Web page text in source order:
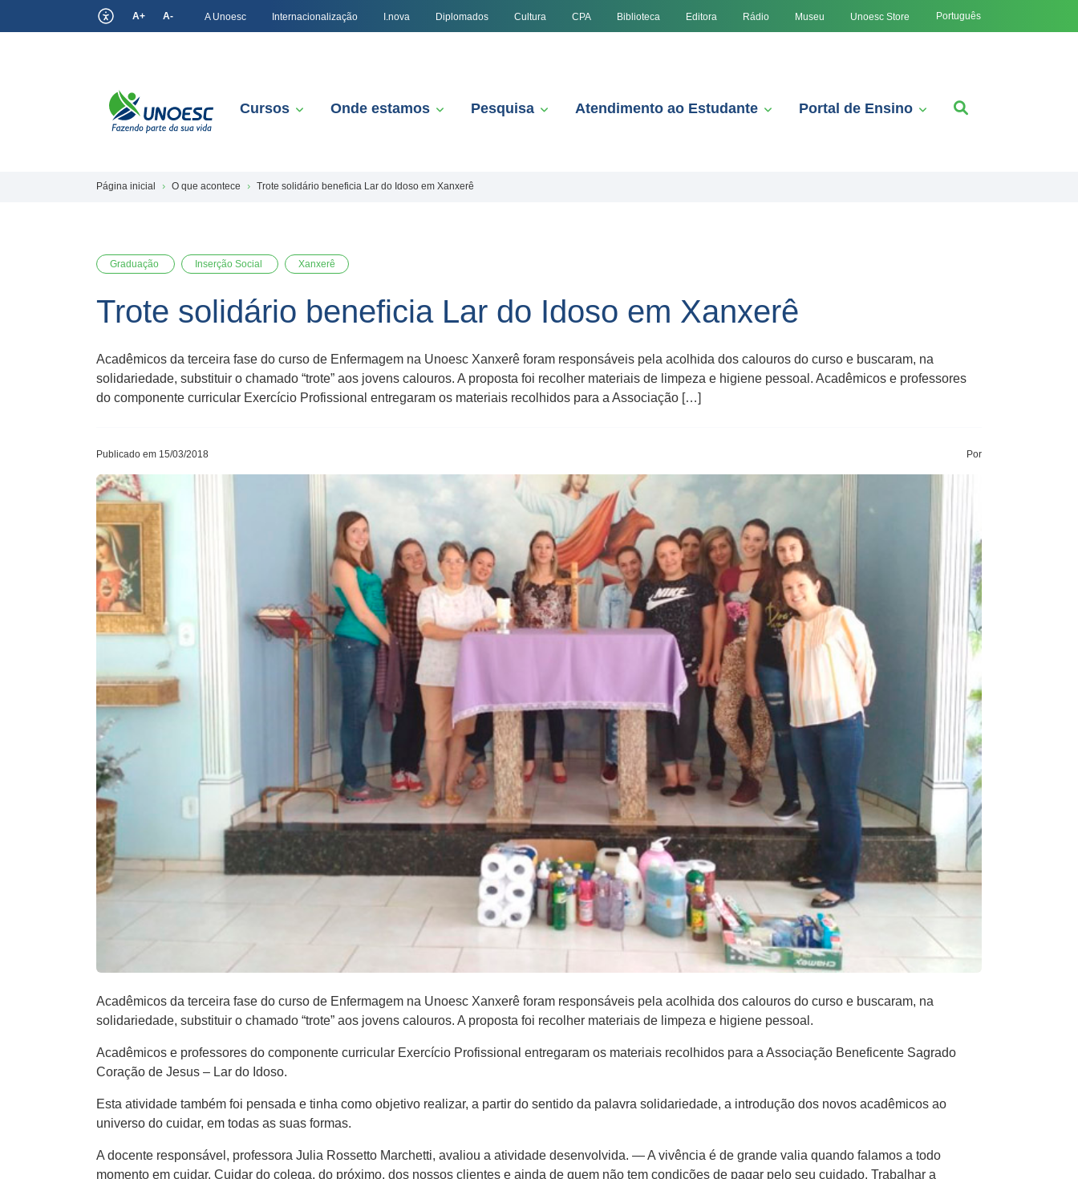
A+ A- A Unoesc Internacionalização I.nova Diplomados Cultura CPA Biblioteca Editora Rádio Museu Unoesc Store Português
Cursos Onde estamos Pesquisa Atendimento ao Estudante Portal de Ensino
Página inicial O que acontece Trote solidário beneficia Lar do Idoso em Xanxerê
Graduação Inserção Social Xanxerê
Trote solidário beneficia Lar do Idoso em Xanxerê
Acadêmicos da terceira fase do curso de Enfermagem na Unoesc Xanxerê foram responsáveis pela acolhida dos calouros do curso e buscaram, na
solidariedade, substituir o chamado “trote” aos jovens calouros. A proposta foi recolher materiais de limpeza e higiene pessoal. Acadêmicos e professores
do componente curricular Exercício Profissional entregaram os materiais recolhidos para a Associação […]
Publicado em 15/03/2018 Por
Acadêmicos da terceira fase do curso de Enfermagem na Unoesc Xanxerê foram responsáveis pela acolhida dos calouros do curso e buscaram, na
solidariedade, substituir o chamado “trote” aos jovens calouros. A proposta foi recolher materiais de limpeza e higiene pessoal.
Acadêmicos e professores do componente curricular Exercício Profissional entregaram os materiais recolhidos para a Associação Beneficente Sagrado
Coração de Jesus – Lar do Idoso.
Esta atividade também foi pensada e tinha como objetivo realizar, a partir do sentido da palavra solidariedade, a introdução dos novos acadêmicos ao
universo do cuidar, em todas as suas formas.
A docente responsável, professora Julia Rossetto Marchetti, avaliou a atividade desenvolvida. — A vivência é de grande valia quando falamos a todo
momento em cuidar. Cuidar do colega, do próximo, dos nossos clientes e ainda de quem não tem condições de pagar pelo seu cuidado. Trabalhar a